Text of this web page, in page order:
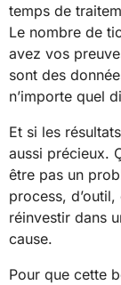
temps de
Le nombre de
avez vos
sont des
n’importe quel
Et si les
aussi précieux.
être pas un
process,
réinvestir dans
cause.
Pour que cette